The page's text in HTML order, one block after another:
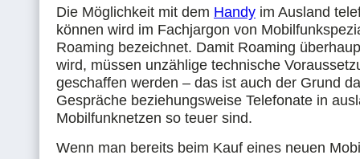
Die Möglichkeit mit dem Handy im Ausland
können wird im Fachjargon von
Roaming bezeichnet. Damit Roaming
wird, müssen unzählige technische
geschaffen werden – das ist auch der Grund
Gespräche beziehungsweise Telefonate in
Mobilfunknetzen so teuer sind.
Wenn man bereits beim Kauf eines neuen